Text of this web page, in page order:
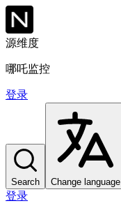
源维度
哪吒监控
登录
Search Change language
登录